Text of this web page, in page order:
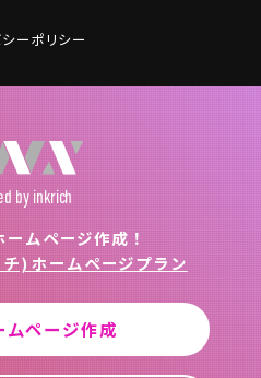
ーポリシー
by inkrich
ムページ作成！
) ホームページプラン
ムページ作成